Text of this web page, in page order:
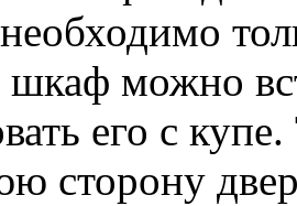
шкаф можно
его с
сторону